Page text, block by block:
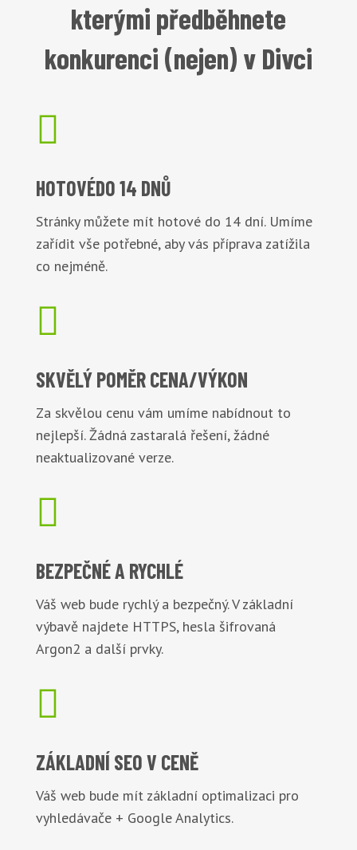
kterými předběhnete
konkurenci (nejen) v Divci

HOTOVÉDO 14 DNŮ
Stránky můžete mít hotové do 14 dní. Umíme
zařídit vše potřebné, aby vás příprava zatížila
co nejméně.

SKVĚLÝ POMĚRCENA/VÝKON
Za skvělou cenu vám umíme nabídnout to
nejlepší. Žádná zastaralá řešení, žádné
neaktualizované verze.

BEZPEČNÉA RYCHLÉ
Váš web bude rychlý a bezpečný. V základní
výbavě najdete HTTPS, hesla šifrovaná
Argon2 a další prvky.

ZÁKLADNÍ SEO V CENĚ
Váš web bude mít základní optimalizaci pro
vyhledávače + Google Analytics.